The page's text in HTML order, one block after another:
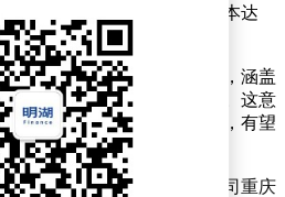
法定代表人为胡薇，注册资本达
厚的资金实力。
科技有限公司业务布局广泛，涵盖
食品互联网销售等多个领域。这意
场有着较为全面的发展规划，有望
活动。
技有限公司由江小白关联公司重庆